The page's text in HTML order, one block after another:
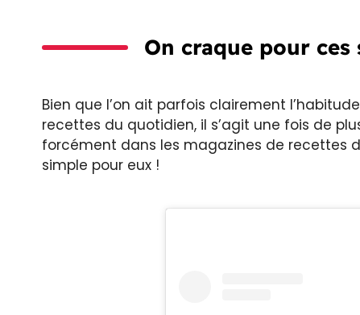
On craque pour ces
Bien que l’on ait parfois clairement
recettes du quotidien, il s’agit une fois de
forcément dans les magazines de recettes
simple pour eux !